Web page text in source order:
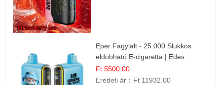
Eper Fagylalt - 25.000 Slukkos
eldobható E-cigaretta | Édes
Desszert Íz
Ft 5500.00
Eredeti ár： Ft 11932.00